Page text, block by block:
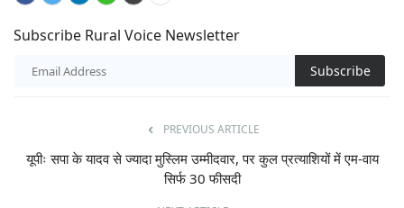
Subscribe Rural Voice Newsletter
Subscribe
PREVIOUS ARTICLE
यूपीः सपा के यादव से ज्यादा मुस्लिम उम्मीदवार, पर कुल प्रत्याशियों में एम-वाय
सिर्फ 30 फीसदी